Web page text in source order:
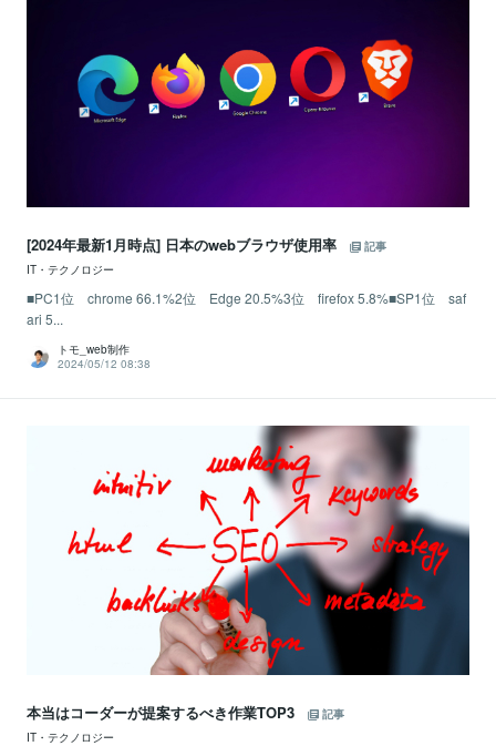
[2024年最新1月時点] 日本のwebブラウザ使用率
記事
IT・テクノロジー
■PC1位 chrome 66.1%2位 Edge 20.5%3位 firefox 5.8%■SP1位 saf
ari 5...
トモ_web制作
2024/05/12 08:38
本当はコーダーが提案するべき作業TOP3
記事
IT・テクノロジー